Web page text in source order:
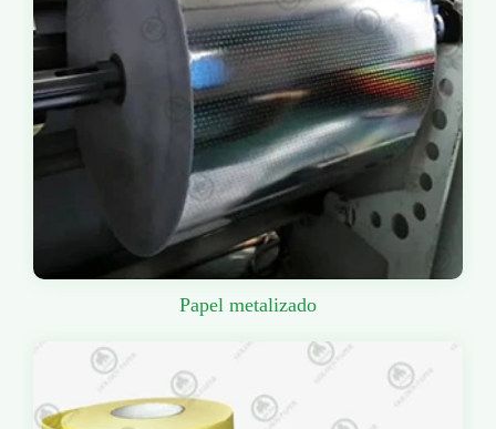
Papel metalizado